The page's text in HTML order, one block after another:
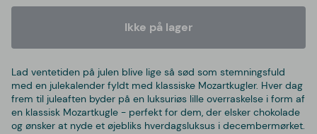
Ikke på lager
Lad ventetiden på julen blive lige så sød som stemningsfuld
med en julekalender fyldt med klassiske Mozartkugler. Hver dag
frem til juleaften byder på en luksuriøs lille overraskelse i form af
en klassisk Mozartkugle - perfekt for dem, der elsker chokolade
og ønsker at nyde et øjebliks hverdagsluksus i decembermørket.